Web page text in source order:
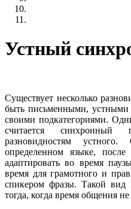
Устный
Существует несколько
быть письменными,
своими подкатегориями.
считается
разновидностям
определенном языке,
адаптировать во время
время для грамотного и
спикером фразы. Такой вид
тогда, когда время общения